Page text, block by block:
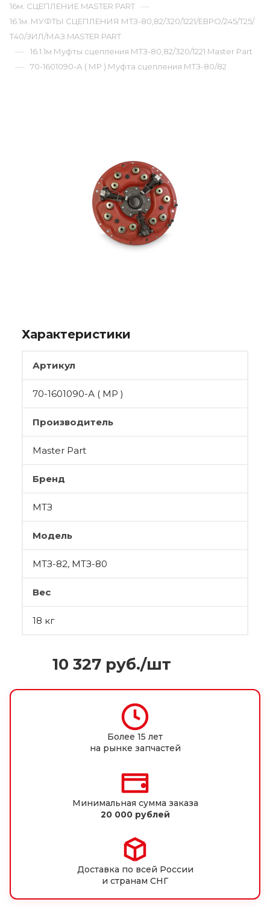
16м. СЦЕПЛЕНИЕ MASTER PART —
16.1м. МУФТЫ СЦЕПЛЕНИЯ МТЗ-80,82/320/1221/ЕВРО/245/Т25/
Т40/ЗИЛ/МАЗ.MASTER PART
— 16.1.1м Муфты сцепления МТЗ-80,82/320/1221 Master Part
— 70-1601090-А ( МР ) Муфта сцепления МТЗ-80/82
Характеристики
Артикул
70-1601090-А ( МР )
Производитель
Master Part
Бренд
МТЗ
Модель
МТЗ-82, МТЗ-80
Вес
18 кг
10 327 руб./шт
Более 15 лет
на рынке запчастей
Минимальная сумма заказа
20 000 рублей
Доставка по всей России
и странам СНГ